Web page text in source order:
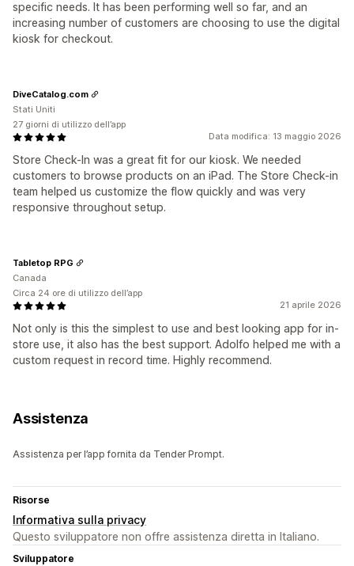
specific needs. It has been performing well so far, and an
increasing number of customers are choosing to use the digital
kiosk for checkout.
Data modifica: 13 maggio 2026
Store Check-In was a great fit for our kiosk. We needed
customers to browse products on an iPad. The Store Check-in
team helped us customize the flow quickly and was very
responsive throughout setup.
DiveCatalog.com
Stati Uniti
27 giorni di utilizzo dell’app
21 aprile 2026
Not only is this the simplest to use and best looking app for in-
store use, it also has the best support. Adolfo helped me with a
custom request in record time. Highly recommend.
Tabletop RPG
Canada
Circa 24 ore di utilizzo dell’app
Assistenza
Assistenza per l’app fornita da Tender Prompt.
Risorse
Informativa sulla privacy
Questo sviluppatore non offre assistenza diretta in Italiano.
Sviluppatore